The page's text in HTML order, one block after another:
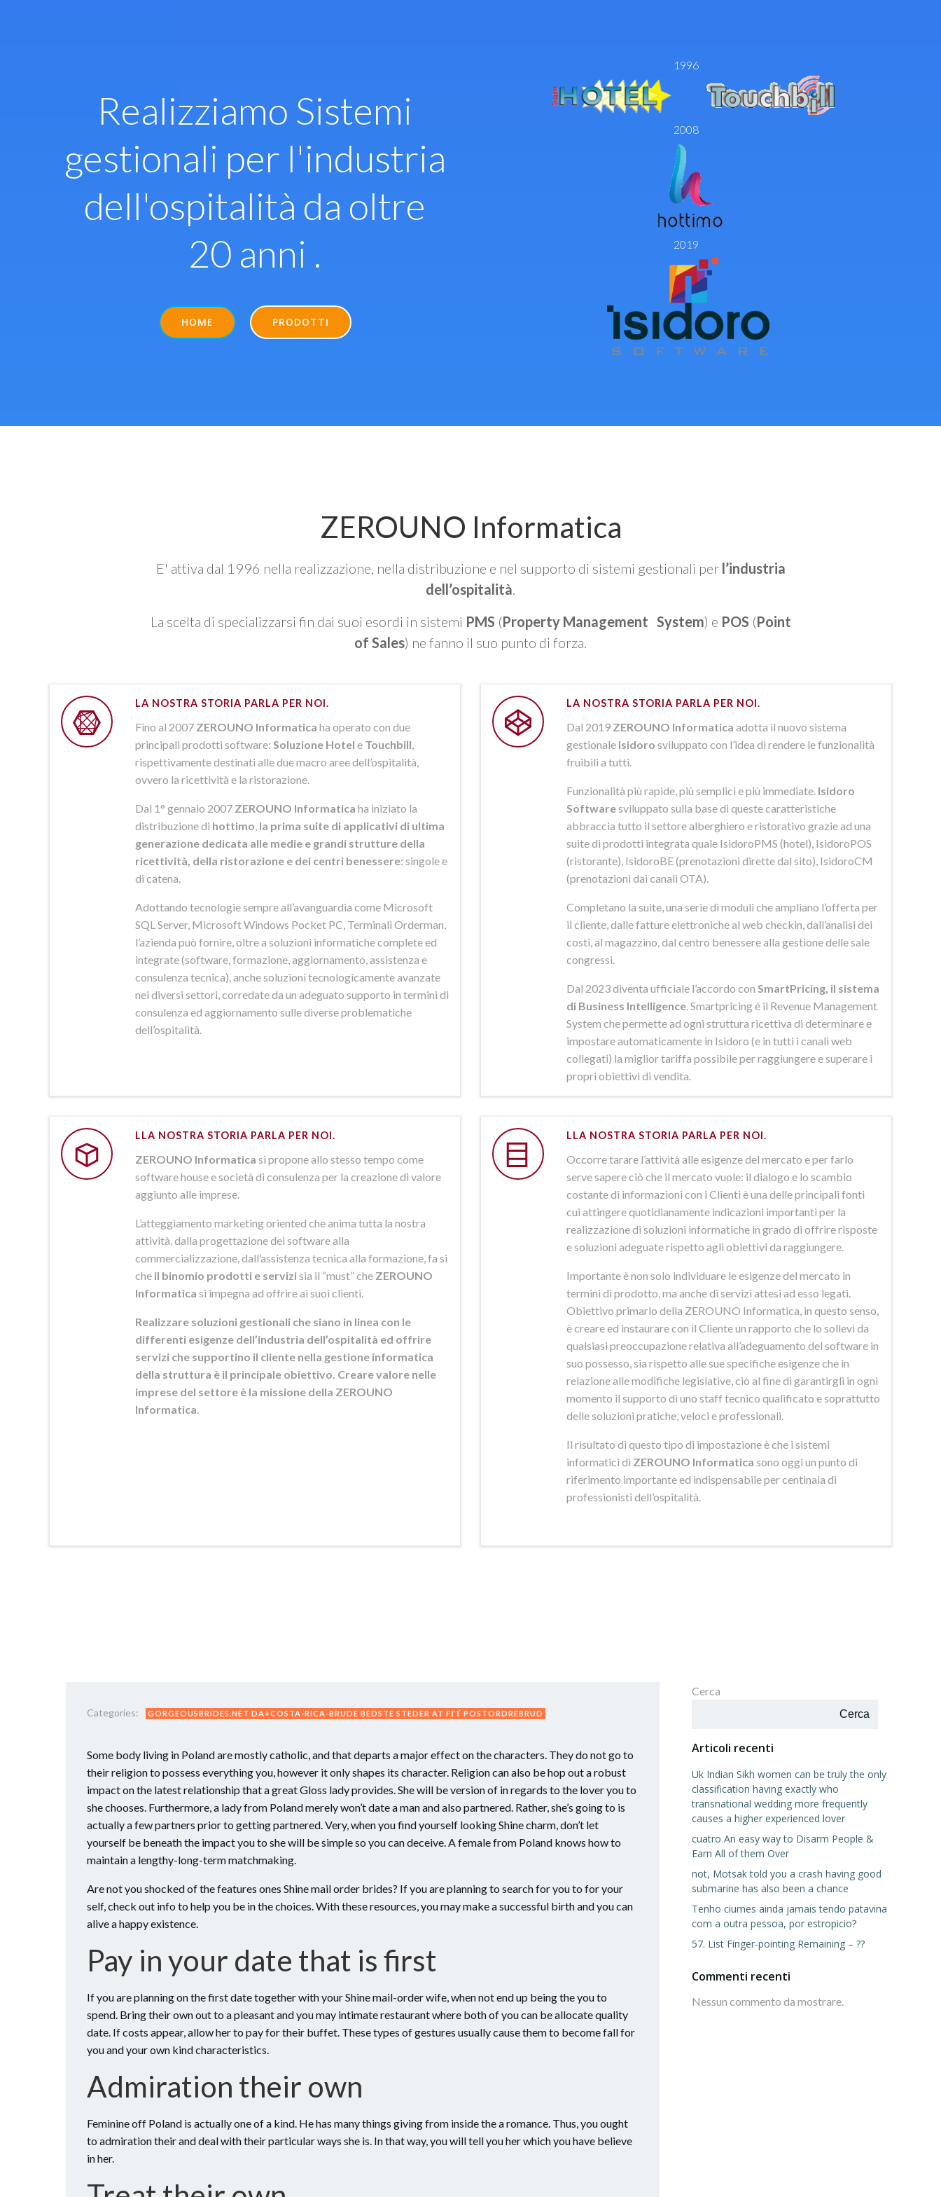
Realizziamo Sistemi
gestionali per l'industria
dell'ospitalità da oltre
20 anni .
HOME PRODOTTI
1996
2008
2019
ZEROUNO Informatica
E' attiva dal 1996 nella realizzazione, nella distribuzione e nel supporto di sistemi gestionali per l’industria
dell’ospitalità
La scelta di specializzarsi fin dai suoi esordi in sistemi PMS (Property Management System) e POS (Point
of Sales) ne fanno il suo punto di forza.
LA NOSTRA STORIA PARLA PER NOI.
Fino al 2007 ZEROUNO Informatica ha operato con due
principali prodotti software: Soluzione Hotel e Touchbill
rispettivamente destinati alle due macro aree dell’ospitalità,
ovvero la ricettività e la ristorazione.
Dal 1° gennaio 2007 ZEROUNO Informatica ha iniziato la
distribuzione di hottimo la prima suite di applicativi di ultima
generazione dedicata alle medie e grandi strutture della
ricettività, della ristorazione e dei centri benessere: singole e
di catena.
Adottando tecnologie sempre all’avanguardia come Microsoft
SQL Server, Microsoft Windows Pocket PC, Terminali Orderman,
l’azienda può fornire, oltre a soluzioni informatiche complete ed
integrate (software, formazione, aggiornamento, assistenza e
consulenza tecnica), anche soluzioni tecnologicamente avanzate
nei diversi settori, corredate da un adeguato supporto in termini di
consulenza ed aggiornamento sulle diverse problematiche
dell’ospitalità.
LA NOSTRA STORIA PARLA PER NOI.
Dal 2019 ZEROUNO Informatica adotta il nuovo sistema
gestionale Isidoro sviluppato con l’idea di rendere le funzionalità
fruibili a tutti.
Funzionalità più rapide, più semplici e più immediate. Isidoro
Softwaresviluppato sulla base di queste caratteristiche
abbraccia tutto il settore alberghiero e ristorativo grazie ad una
suite di prodotti integrata quale IsidoroPMS (hotel), IsidoroPOS
(ristorante), IsidoroBE (prenotazioni dirette dal sito), IsidoroCM
(prenotazioni dai canali OTA).
Completano la suite, una serie di moduli che ampliano l’offerta per
il cliente, dalle fatture elettroniche al web checkin, dall’analisi dei
costi, al magazzino, dal centro benessere alla gestione delle sale
congressi.
Dal 2023 diventa ufficiale l’accordo con SmartPricing, il sistema
di Business Intelligence . Smartpricing è il Revenue Management
System che permette ad ogni struttura ricettiva di determinare e
impostare automaticamente in Isidoro (e in tutti i canali web
collegati) la miglior tariffa possibile per raggiungere e superare i
propri obiettivi di vendita.
LLA NOSTRA STORIA PARLA PER NOI.
ZEROUNO Informatica si propone allo stesso tempo come
software house e società di consulenza per la creazione di valore
aggiunto alle imprese.
L’atteggiamento marketing oriented che anima tutta la nostra
attività, dalla progettazione dei software alla
commercializzazione, dall’assistenza tecnica alla formazione, fa si
che il binomio prodotti e servizisia il “must” che ZEROUNO
Informatica si impegna ad offrire ai suoi clienti.
Realizzare soluzioni gestionali che siano in linea con le
differenti esigenze dell’industria dell’ospitalità ed offrire
servizi che supportino il cliente nella gestione informatica
della struttura è il principale obiettivo. Creare valore nelle
imprese del settore è la missione della ZEROUNO
Informatica
LLA NOSTRA STORIA PARLA PER NOI.
Occorre tarare l’attività alle esigenze del mercato e per farlo
serve sapere ciò che il mercato vuole: il dialogo e lo scambio
costante di informazioni con i Clienti è una delle principali fonti
cui attingere quotidianamente indicazioni importanti per la
realizzazione di soluzioni informatiche in grado di offrire risposte
e soluzioni adeguate rispetto agli obiettivi da raggiungere.
Importante è non solo individuare le esigenze del mercato in
termini di prodotto, ma anche di servizi attesi ad esso legati.
Obiettivo primario della ZEROUNO Informatica, in questo senso,
è creare ed instaurare con il Cliente un rapporto che lo sollevi da
qualsiasi preoccupazione relativa all’adeguamento del software in
suo possesso, sia rispetto alle sue specifiche esigenze che in
relazione alle modifiche legislative, ciò al fine di garantirgli in ogni
momento il supporto di uno staff tecnico qualificato e soprattutto
delle soluzioni pratiche, veloci e professionali.
Il risultato di questo tipo di impostazione è che i sistemi
informatici di ZEROUNO Informatica sono oggi un punto di
riferimento importante ed indispensabile per centinaia di
professionisti dell’ospitalità.
Categories: GORGEOUSBRIDES.NET DA+COSTA-RICA-BRUDE BEDSTE STEDER AT FГҐ POSTORDREBRUD
Some body living in Poland are mostly catholic, and that departs a major effect on the characters. They do not go to
their religion to possess everything you, however it only shapes its character. Religion can also be hop out a robust
impact on the latest relationship that a great Gloss lady provides. She will be version of in regards to the lover you to
she chooses. Furthermore, a lady from Poland merely won’t date a man and also partnered. Rather, she’s going to is
actually a few partners prior to getting partnered. Very, when you find yourself looking Shine charm, don’t let
yourself be beneath the impact you to she will be simple so you can deceive. A female from Poland knows how to
maintain a lengthy-long-term matchmaking.
Are not you shocked of the features ones Shine mail order brides? If you are planning to search for you to for your
self, check out info to help you be in the choices. With these resources, you may make a successful birth and you can
alive a happy existence.
Pay in your date that is first
If you are planning on the first date together with your Shine mail-order wife, when not end up being the you to
spend. Bring their own out to a pleasant and you may intimate restaurant where both of you can be allocate quality
date. If costs appear, allow her to pay for their buffet. These types of gestures usually cause them to become fall for
you and your own kind characteristics.
Admiration their own
Feminine off Poland is actually one of a kind. He has many things giving from inside the a romance. Thus, you ought
to admiration their and deal with their particular ways she is. In that way, you will tell you her which you have believe
in her.
Cerca
Cerca
Articoli recenti
Uk Indian Sikh women can be truly the only
classification having exactly who
transnational wedding more frequently
causes a higher experienced lover
cuatro An easy way to Disarm People &
Earn All of them Over
not, Motsak told you a crash having good
submarine has also been a chance
Tenho ciumes ainda jamais tendo patavina
com a outra pessoa, por estropicio?
57. List Finger-pointing Remaining – ??
Commenti recenti
Nessun commento da mostrare.